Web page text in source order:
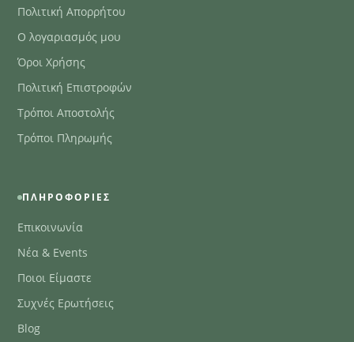
Πολιτική Απορρήτου
Ο λογαριασμός μου
Όροι Χρήσης
Πολιτική Επιστροφών
Τρόποι Αποστολής
Τρόποι Πληρωμής
ΠΛΗΡΟΦΟΡΊΕΣ
Επικοινωνία
Νέα & Events
Ποιοι Είμαστε
Συχνές Ερωτήσεις
Blog